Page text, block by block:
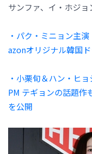
サンファ、イ・ホジョ
・パク・ミニョン主
azonオリジナル韓国
・小栗旬＆ハン・ヒ
PM テギョンの話題
を公開